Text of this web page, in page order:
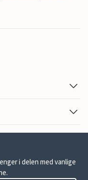
i delen med vanlige